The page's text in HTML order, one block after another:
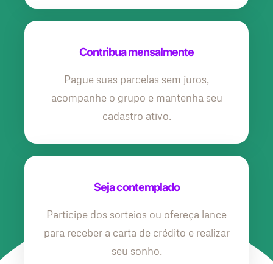
Contribua mensalmente
Pague suas parcelas sem juros,
acompanhe o grupo e mantenha seu
cadastro ativo.
Seja contemplado
Participe dos sorteios ou ofereça lance
para receber a carta de crédito e realizar
seu sonho.